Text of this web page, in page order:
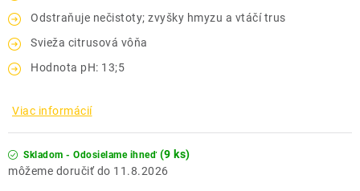
Odstraňuje nečistoty; zvyšky hmyzu a vtáčí trus
Svieža citrusová vôňa
Hodnota pH: 13;5
Viac informácií
Skladom - Odosielame ihneď (9 ks)
11.8.2026